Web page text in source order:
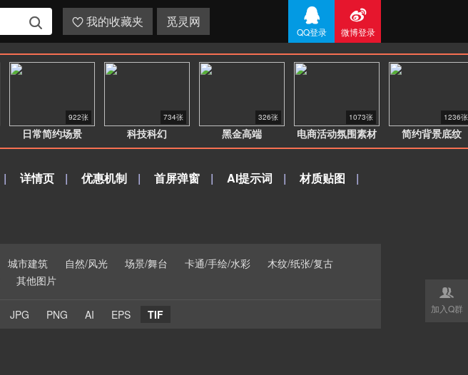
  我的收藏夹 觅灵网 
QQ登录

微博登录
日常简约场景
922张
科技科幻
734张
黑金高端
326张
电商活动氛围素材
1073张
简约背景底纹
1236张
| 详情页 | 优惠机制 | 首屏弹窗 | AI提示词 | 材质贴图
|
城市建筑 自然/风光 场景/舞台 卡通/手绘/水彩
木纹/纸张/复古
其他图片
JPG PNG AI EPS TIF

加入Q群